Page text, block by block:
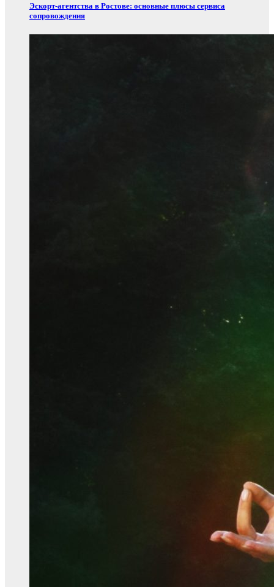
Эскорт‑агентства в Ростове: основные плюсы сервиса
сопровождения